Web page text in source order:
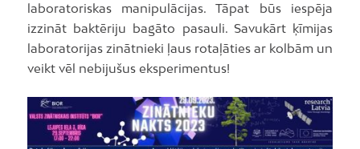
laboratoriskas manipulācijas. Tāpat būs iespēja
izzināt baktēriju bagāto pasauli. Savukārt ķīmijas
laboratorijas zinātnieki ļaus rotaļāties ar kolbām un
veikt vēl nebijušus eksperimentus!